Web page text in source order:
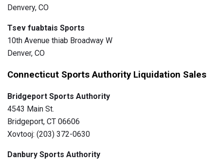
Denvery, CO
Tsev fuabtais Sports
10th Avenue thiab Broadway W
Denver, CO
Connecticut Sports Authority Liquidation Sales
Bridgeport Sports Authority
4543 Main St.
Bridgeport, CT 06606
Xovtooj: (203) 372-0630
Danbury Sports Authority